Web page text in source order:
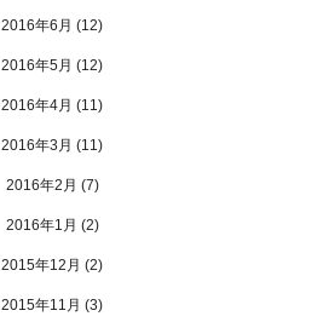
2016年6月 (12)
2016年5月 (12)
2016年4月 (11)
2016年3月 (11)
2016年2月 (7)
2016年1月 (2)
2015年12月 (2)
2015年11月 (3)